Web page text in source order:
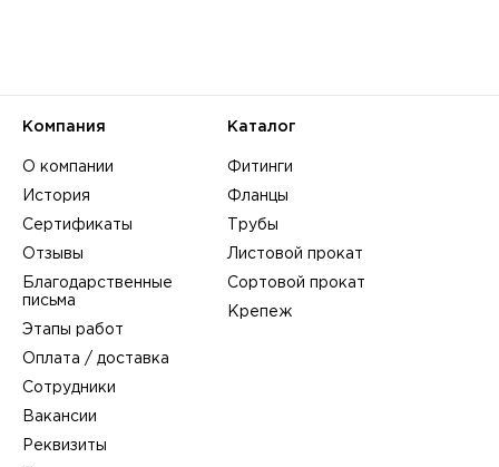
Компания
О компании
История
Сертификаты
Отзывы
Благодарственные
письма
Этапы работ
Оплата / доставка
Сотрудники
Вакансии
Реквизиты
Каталог
Фитинги
Фланцы
Трубы
Листовой прокат
Сортовой прокат
Крепеж